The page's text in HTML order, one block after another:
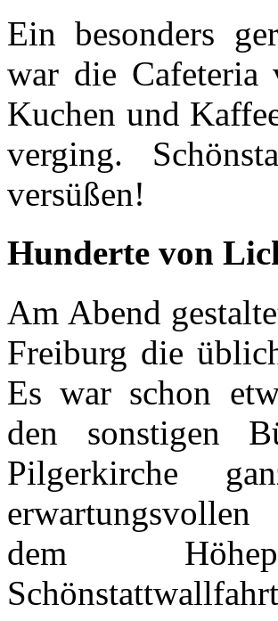
Ein besonders
war die
Kuchen und
verging.
versüßen!
Hunderte von
Am Abend
Freiburg die
Es war schon
den sonstigen
Pilgerkirche
dem